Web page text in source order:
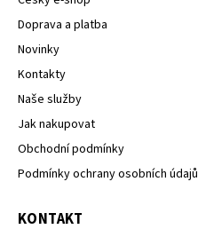
Doprava a platba
Novinky
Kontakty
Naše služby
Jak nakupovat
Obchodní podmínky
Podmínky ochrany osobních údajů
KONTAKT